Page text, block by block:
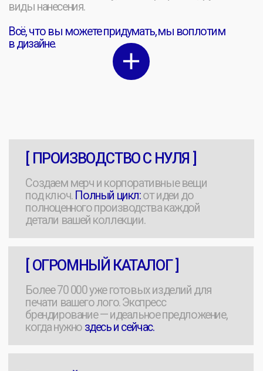
Адрес: Москва, Малая Ордынка, 11
Круглосуточно
Связаться с нами
Работа менеджера с 9:00 до 18:00
@manager23fr
мы в мах
+7 [499] 325 36 50
order@23merch.ru
Мерч за 10 дней
Экспресс-формат
для наших клиентов